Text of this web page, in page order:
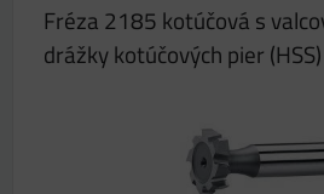
Fréza 2185 kotúčová s
drážky kotúčových pier (HSS)